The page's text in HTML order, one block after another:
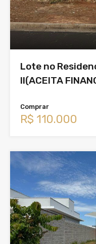
Lote no
II(ACEITA
Comprar
R$ 110.000